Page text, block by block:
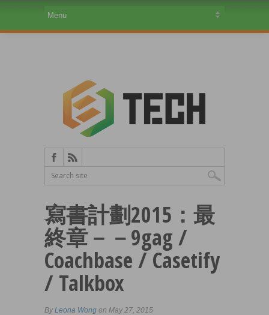
寫書計劃2015：最
終章－－9gag /
Coachbase / Casetify
/ Talkbox
By Leona Wong on May 27, 2015